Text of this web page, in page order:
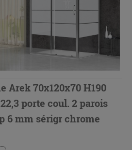
Arek 70x120x70 H190
porte coul. 2 parois
6 mm sérigr chrome